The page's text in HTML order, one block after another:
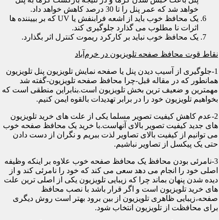
خواهد شد که عمر پنل را تا 30 درصد کاهش خواهد داد.
یک محافظ خوب باید از اشعه فرابنفش یا UV که بر بییننده ها
اثرات نا مطلوب می گذارد جلوگیری کند.
یک محافظ خوب نباید بر کارکرد ریموت کنترل اثر بگذارد.
نقاط قوت محافظ صفحه تلویزیون در خرم‌آباد
1-جلوگیری از آسیب دیدن پنل یا صفحه نمایش تلویزیون پنل تلویزیون
همانطور که در مقاله قبل-چرا محافظ صفحه تلویزیون-گفته شد
مهمترین و ضعیف ترین بخش تلویزیون است.بنابراین منطقی است که
بخواهیم تلویزیون خود را در برابر تهدیدات بالقوه ایمن کنیم.
2-عدم کاهش کیفیت تصویر مسلما یکی از علت های خرید تلویزیون
های جدید کیفیت تصویر بالای آنهاست.با خرید یک محافظ صفحه خوب
می توانیم از کیفیت بالای تصاویر لذت ببریم و نگران از دست دادن
حتی یک پیکسل از تصاویر نباشیم.
3-نامرئی بودن محافظ یک محافظ صفحه خوب علاوه بر اینکه وظیفه
اصلی خود را انجام می دهد سعی می کند که خود را نامرئی کند و از
دیده شدن پنهان بماند چرا که زیبایی تلویزیون یکی از اصلی ترین علت
های خرید تلویزیون است و اگر قرار باشد با نصب محافظ
صفحه،زیبایی ظاهری تلویزیون از بین برود بهتر است روش دیگری
برای محافظت از تلویزیون انتخاب شود.